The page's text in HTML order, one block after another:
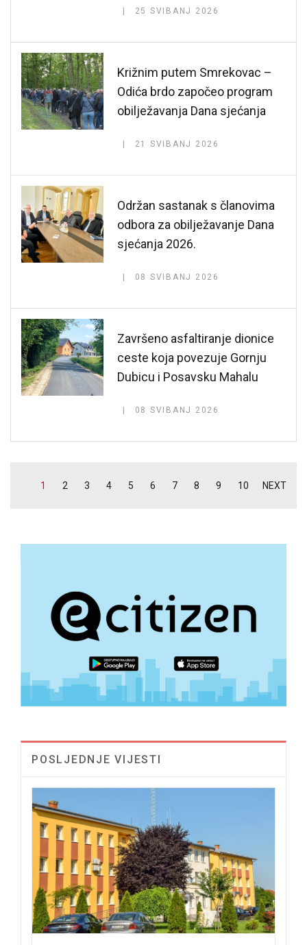
25 SVIBANJ 2026
Križnim putem Smrekovac –
Odića brdo započeo program
obilježavanja Dana sjećanja
21 SVIBANJ 2026
Održan sastanak s članovima
odbora za obilježavanje Dana
sjećanja 2026.
08 SVIBANJ 2026
Završeno asfaltiranje dionice
ceste koja povezuje Gornju
Dubicu i Posavsku Mahalu
08 SVIBANJ 2026
1 2 3 4 5 6 7 8 9 10 NEXT
POSLJEDNJE VIJESTI